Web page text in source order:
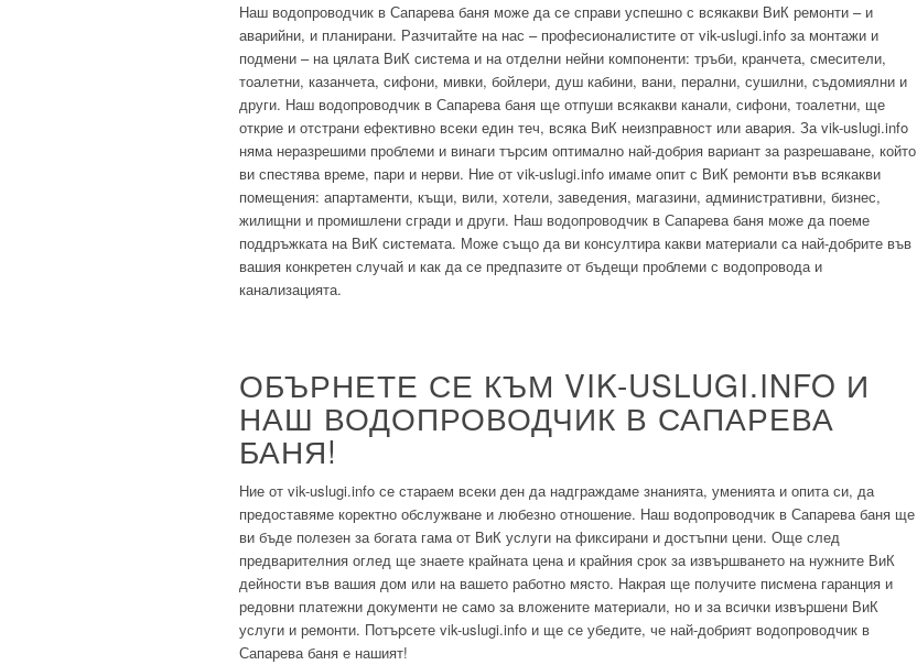
Наш водопроводчик в Сапарева баня може да се справи успешно с всякакви ВиК ремонти – и
аварийни, и планирани. Разчитайте на нас – професионалистите от vik-uslugi.info за монтажи и
подмени – на цялата ВиК система и на отделни нейни компоненти: тръби, кранчета, смесители,
тоалетни, казанчета, сифони, мивки, бойлери, душ кабини, вани, перални, сушилни, съдомиялни и
други. Наш водопроводчик в Сапарева баня ще отпуши всякакви канали, сифони, тоалетни, ще
открие и отстрани ефективно всеки един теч, всяка ВиК неизправност или авария. За vik-uslugi.info
няма неразрешими проблеми и винаги търсим оптимално най-добрия вариант за разрешаване, който
ви спестява време, пари и нерви. Ние от vik-uslugi.info имаме опит с ВиК ремонти във всякакви
помещения: апартаменти, къщи, вили, хотели, заведения, магазини, административни, бизнес,
жилищни и промишлени сгради и други. Наш водопроводчик в Сапарева баня може да поеме
поддръжката на ВиК системата. Може също да ви консултира какви материали са най-добрите във
вашия конкретен случай и как да се предпазите от бъдещи проблеми с водопровода и
канализацията.
ОБЪРНЕТЕ СЕ КЪМ VIK-USLUGI.INFO И
НАШ ВОДОПРОВОДЧИК В САПАРЕВА
БАНЯ!
Ние от vik-uslugi.info се стараем всеки ден да надграждаме знанията, уменията и опита си, да
предоставяме коректно обслужване и любезно отношение. Наш водопроводчик в Сапарева баня ще
ви бъде полезен за богата гама от ВиК услуги на фиксирани и достъпни цени. Още след
предварителния оглед ще знаете крайната цена и крайния срок за извършването на нужните ВиК
дейности във вашия дом или на вашето работно място. Накрая ще получите писмена гаранция и
редовни платежни документи не само за вложените материали, но и за всички извършени ВиК
услуги и ремонти. Потърсете vik-uslugi.info и ще се убедите, че най-добрият водопроводчик в
Сапарева баня е нашият!